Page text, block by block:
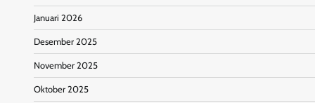
Januari 2026
Desember 2025
November 2025
Oktober 2025